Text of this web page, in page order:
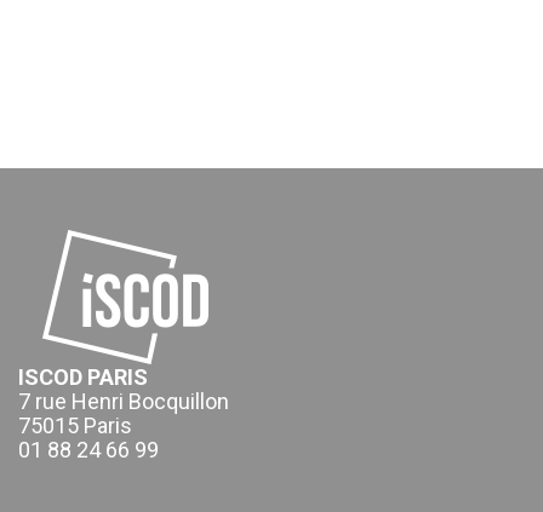
ISCOD PARIS
7 rue Henri Bocquillon
75015 Paris
01 88 24 66 99